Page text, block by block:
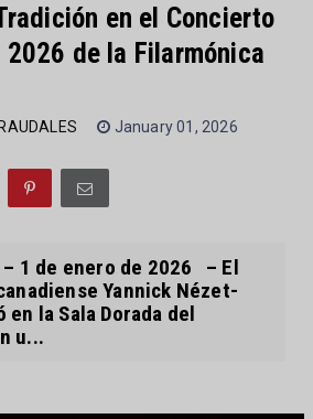
en el Concierto
2026 de la Filarmónica
January 01, 2026
1 de enero de 2026 – El
Yannick Nézet-
la Sala Dorada del
u...